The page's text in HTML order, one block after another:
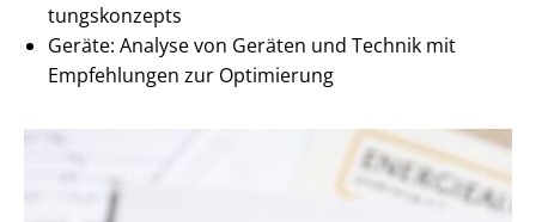
tungs­kon­zepts
Geräte: Analyse von Geräten und Technik mit
Empfehlungen zur Optimierung